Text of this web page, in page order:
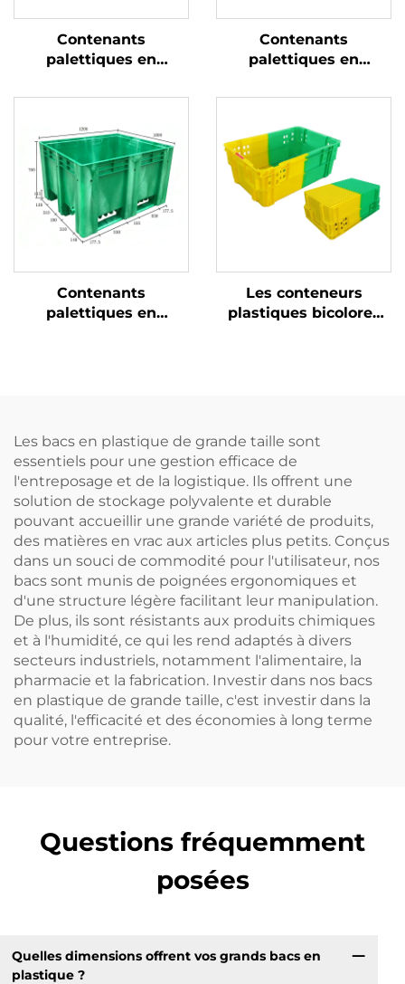
Contenants
palettiques en
pour une logistique et
Contenants
palettiques en
pour une logistique et
Contenants
palettiques en
Les conteneurs
plastiques bicolores
Les bacs en plastique de grande taille sont
essentiels pour une gestion efficace de
l'entreposage et de la logistique. Ils offrent une
solution de stockage polyvalente et durable
pouvant accueillir une grande variété de produits,
des matières en vrac aux articles plus petits. Conçus
dans un souci de commodité pour l'utilisateur, nos
bacs sont munis de poignées ergonomiques et
d'une structure légère facilitant leur manipulation.
De plus, ils sont résistants aux produits chimiques
et à l'humidité, ce qui les rend adaptés à divers
secteurs industriels, notamment l'alimentaire, la
pharmacie et la fabrication. Investir dans nos bacs
en plastique de grande taille, c'est investir dans la
qualité, l'efficacité et des économies à long terme
pour votre entreprise.
Questions fréquemment
posées
Quelles dimensions offrent vos grands bacs en
plastique ?